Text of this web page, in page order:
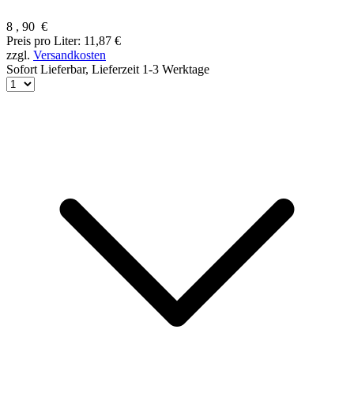
8 , 90 €
Preis pro Liter: 11,87 €
zzgl. Versandkosten
Sofort Lieferbar, Lieferzeit 1-3 Werktage